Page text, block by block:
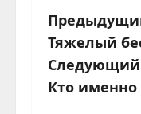
Н
а
в
Тяжелый
Кто именно